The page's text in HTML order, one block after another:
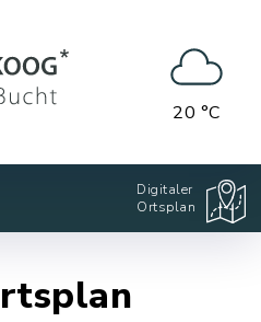
20 °C
Digitaler
Ortsplan